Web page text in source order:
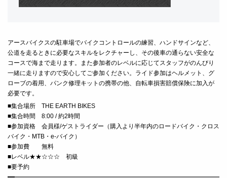
アースバイクスの駐車場でバイクコントロールの練習、ハンドサインなど、
公道を走るときに必要なスキルをレクチャーし、その後車の通らない安全な
コースで海まで走ります。また参加者のレベルに応じてスタッフがのんびり
一緒に走りますので安心してご参加ください。 ライド参加はヘルメット、グ
ローブの着用、パンク修理キットの携帯の他、自転車損害賠償保険に加入が
必要です。
■集合場所 THE EARTH BIKES
■集合時間 8:00 / 約2時間
■参加資格 会員様/ゲストライダー（購入より半年内のロードバイク・クロス
バイク・MTB・e-バイク）
■参加費 無料
■レベル★★☆☆☆ 初級
■要予約